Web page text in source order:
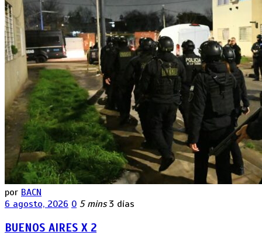
por BACN
6 agosto, 2026 0 5 mins 3 días
BUENOS AIRES X 2